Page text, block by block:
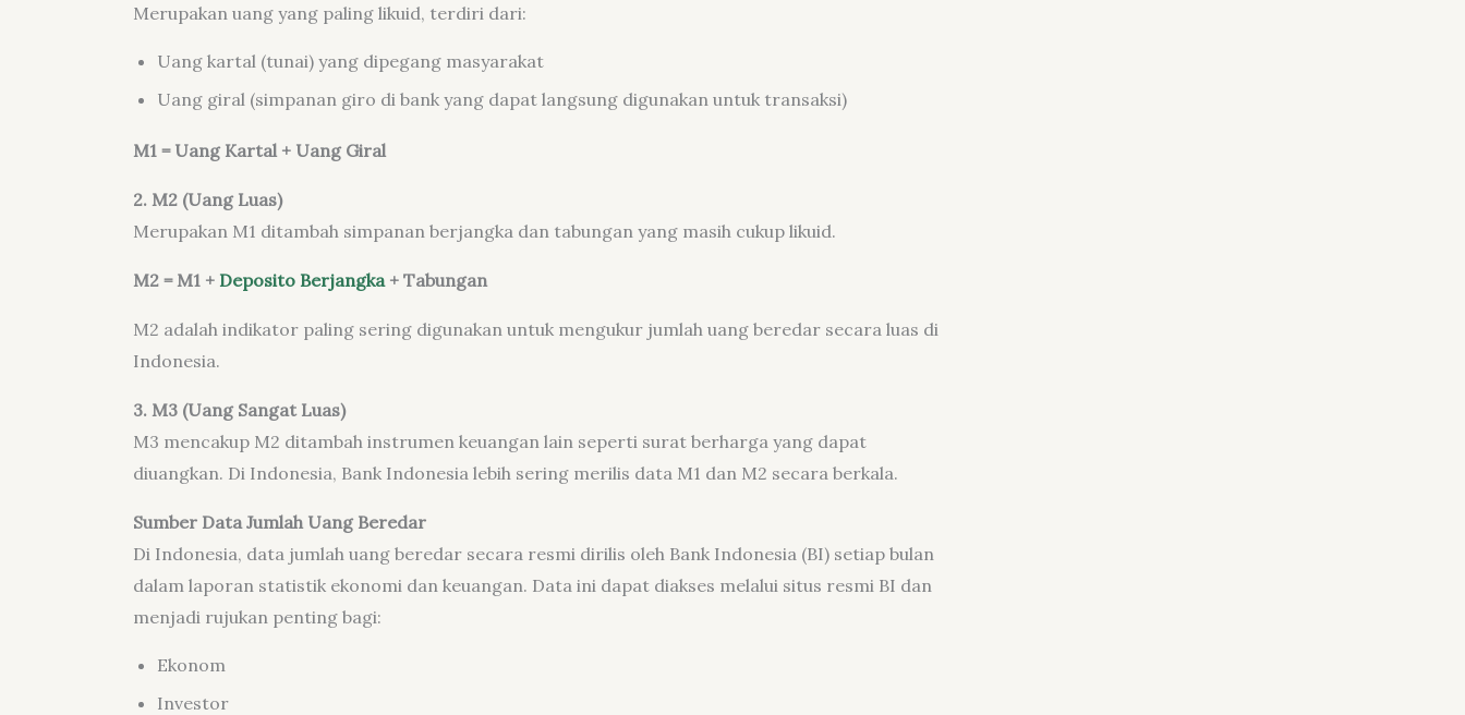
Merupakan uang yang paling likuid, terdiri dari:
Uang kartal (tunai) yang dipegang masyarakat
Uang giral (simpanan giro di bank yang dapat langsung digunakan untuk transaksi)
M1 = Uang Kartal + Uang Giral
2. M2 (Uang Luas)
Merupakan M1 ditambah simpanan berjangka dan tabungan yang masih cukup likuid.
M2 = M1 + Deposito Berjangka+ Tabungan
M2 adalah indikator paling sering digunakan untuk mengukur jumlah uang beredar secara luas di
Indonesia.
3. M3 (Uang Sangat Luas)
M3 mencakup M2 ditambah instrumen keuangan lain seperti surat berharga yang dapat
diuangkan. Di Indonesia, Bank Indonesia lebih sering merilis data M1 dan M2 secara berkala.
Sumber Data Jumlah Uang Beredar
Di Indonesia, data jumlah uang beredar secara resmi dirilis oleh Bank Indonesia (BI) setiap bulan
dalam laporan statistik ekonomi dan keuangan. Data ini dapat diakses melalui situs resmi BI dan
menjadi rujukan penting bagi:
Ekonom
Investor